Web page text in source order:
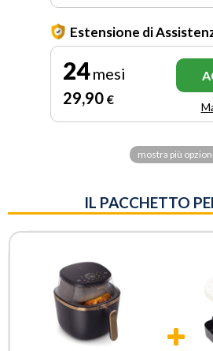
Estensione di
24mesi
29,90 €
mostra più opzioni
IL PACCHETTO